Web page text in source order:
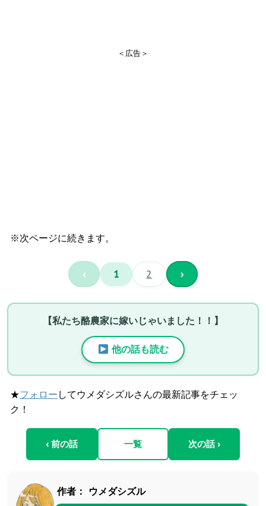
＜広告＞
※次ページに続きます。
‹ 1 2 ›
【私たち酪農家に嫁いじゃいました！！】
他の話も読む
★フォロー してウメダシズルさんの最新記事をチェッ
ク！
‹ 前の話 一覧 次の話 ›
作者： ウメダシズル